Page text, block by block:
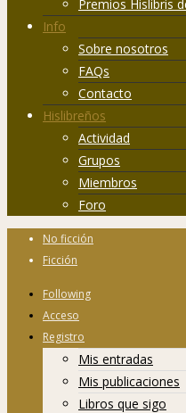
Premios Hislibris
Info
Sobre nosotros
FAQs
Contacto
Hislibreños
Actividad
Grupos
Miembros
Foro
No ficción
Ficción
Following
Acceso
Registro
Mis entradas
Mis publicaciones
Libros que sigo